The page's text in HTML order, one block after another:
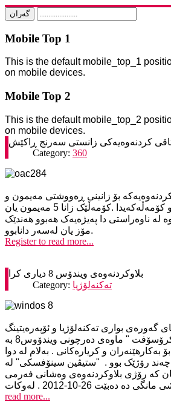
Mobile Top 1
This is the default mobile_top_1
on mobile devices.
Mobile Top 2
This is the default mobile_top_2
on mobile devices.
کردنه‌وه‌یه‌کی زانستی سه‌رنج ڕاکێش
Category: 360
بۆ زانینی ڕه‌ووشتی مه‌یمون و
هه‌ڵس و که‌وتی له‌ناو کۆمه‌ڵه‌که‌یدا .کۆمه‌ڵێک زانا 5 مه‌یمون یان
له‌ ناوه‌راستی دا په‌یژه‌یه‌ک هه‌بوو هه‌ندێک
مۆز یان له‌سه‌ر دانابوو.
Register to read more...
بلاوکردنه‌وه‌ی ویندۆس 8 دیاری کرا
Category: ته‌کنه‌لۆژیا
گه‌وره‌ی بواری ته‌کنه‌لۆژیا و ئۆپه‌ره‌یتینگ
سیسته‌می جیهانی " مایکرۆسۆفت " ماوه‌ی ده‌رچونی ویندۆوس8 به‌
به‌کارهێنه‌ران و کریاره‌کانی . به‌لام له‌ دوا
رۆژێک بوو . "ستیڤین سینۆفسکی" له‌
که‌ رۆژی بلاوکردنه‌وه‌ی وه‌شانی فه‌رمی
read more...